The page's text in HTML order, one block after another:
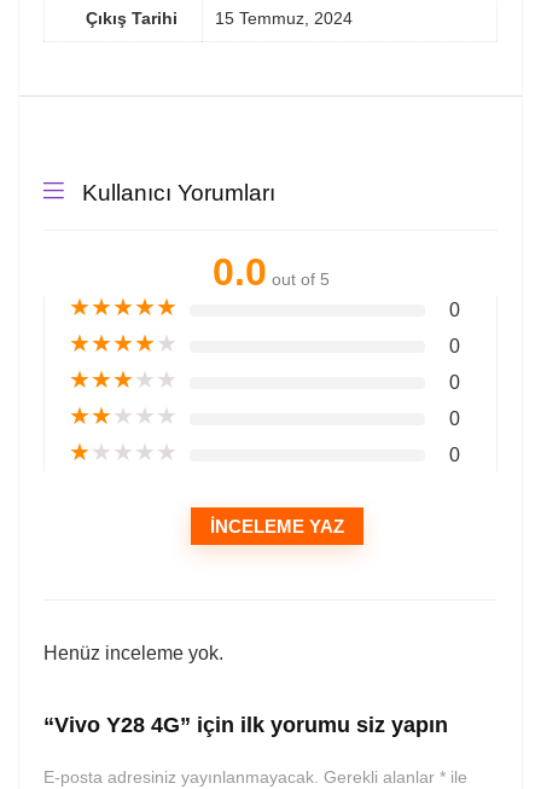
Çıkış Tarihi 15 Temmuz, 2024
Kullanıcı Yorumları
0.0 out of 5
★★★★★ 0
★★★★★ 0
★★★★★ 0
★★★★★ 0
★★★★★ 0
İNCELEME YAZ
Henüz inceleme yok.
“Vivo Y28 4G” için ilk yorumu siz yapın
E-posta adresiniz yayınlanmayacak. Gerekli alanlar * ile